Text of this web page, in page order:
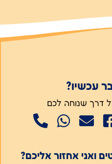
עכשיו?
דרך שנוחה לכם
ואני אחזור אליכם?